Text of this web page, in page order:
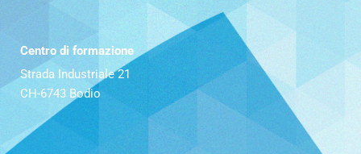
Centro di formazione
Strada Industriale 21
CH-6743 Bodio